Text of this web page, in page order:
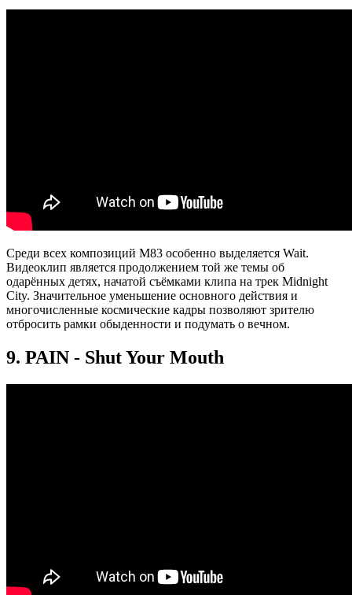
Среди всех композиций M83 особенно выделяется Wait.
Видеоклип является продолжением той же темы об
одарённых детях, начатой съёмками клипа на трек Midnight
City. Значительное уменьшение основного действия и
многочисленные космические кадры позволяют зрителю
отбросить рамки обыденности и подумать о вечном.
9. PAIN - Shut Your Mouth